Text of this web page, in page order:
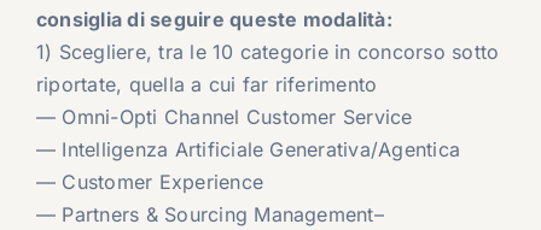
consiglia di seguire queste modalità:
1) Scegliere, tra le 10 categorie in concorso sotto
riportate, quella a cui far riferimento
— Omni-Opti Channel Customer Service
— Intelligenza Artificiale Generativa/Agentica
— Customer Experience
— Partners & Sourcing Management–